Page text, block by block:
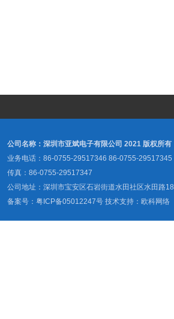
公司名称：深圳市亚斌电子有限公司 2021 版权所有
业务电话：86-0755-29517346 86-0755-29517345
传真：86-0755-29517347
公司地址：深圳市宝安区石岩街道水田社区水田路
备案号： 粤ICP备05012247号 技术支持： 欧科网络